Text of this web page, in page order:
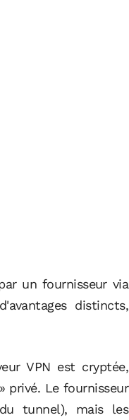
un fournisseur via
distincts,
VPN est cryptée,
privé. Le fournisseur
tunnel), mais les